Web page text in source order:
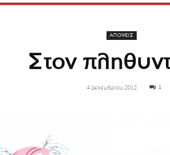
ΑΠΟΨΕΙΣ
Στον
4 Δεκεμβρίου 2012 1